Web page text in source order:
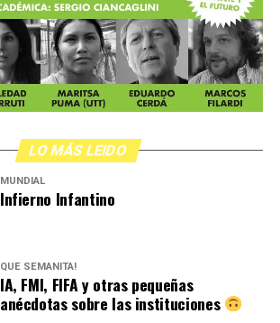
LO MÁS LEIDO
MUNDIAL
Infierno Infantino
QUÉ SEMANITA!
IA, FMI, FIFA y otras pequeñas
anécdotas sobre las instituciones